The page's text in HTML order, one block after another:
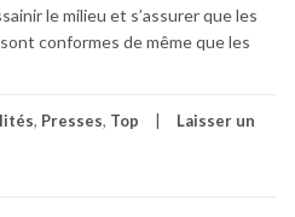
le milieu et s’assurer que les
conformes de même que les
, Presses, Top Laisser un